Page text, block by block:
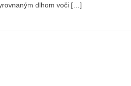
dlhom voči […]